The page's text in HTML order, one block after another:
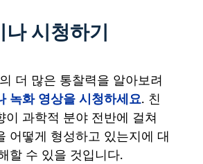
시청하기
더 많은 통찰력을 알아보려
녹화 영상을 시청하세요. 친
이 과학적 분야 전반에 걸쳐
어떻게 형성하고 있는지에 대
할 수 있을 것입니다.